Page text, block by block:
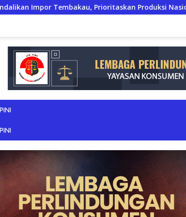
Prioritaskan Produksi Nasional Saat Panen